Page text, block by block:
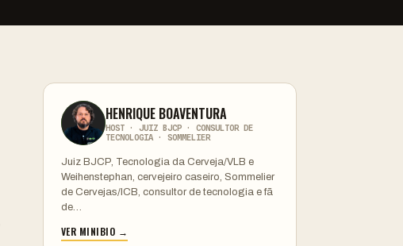
HENRIQUE BOAVENTURA
HOST · JUIZ BJCP · CONSULTOR DE
TECNOLOGIA · SOMMELIER
Juiz BJCP, Tecnologia da Cerveja/VLB e
Weihenstephan, cervejeiro caseiro, Sommelier
de Cervejas/ICB, consultor de tecnologia e fã
de…
VER MINIBIO →